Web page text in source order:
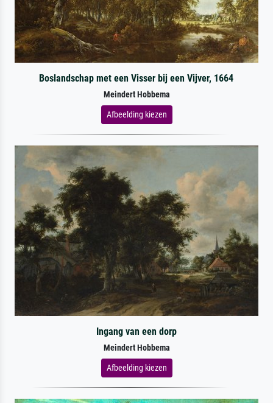
Boslandschap met een Visser bij een Vijver, 1664
Meindert Hobbema
Afbeelding kiezen
Ingang van een dorp
Meindert Hobbema
Afbeelding kiezen